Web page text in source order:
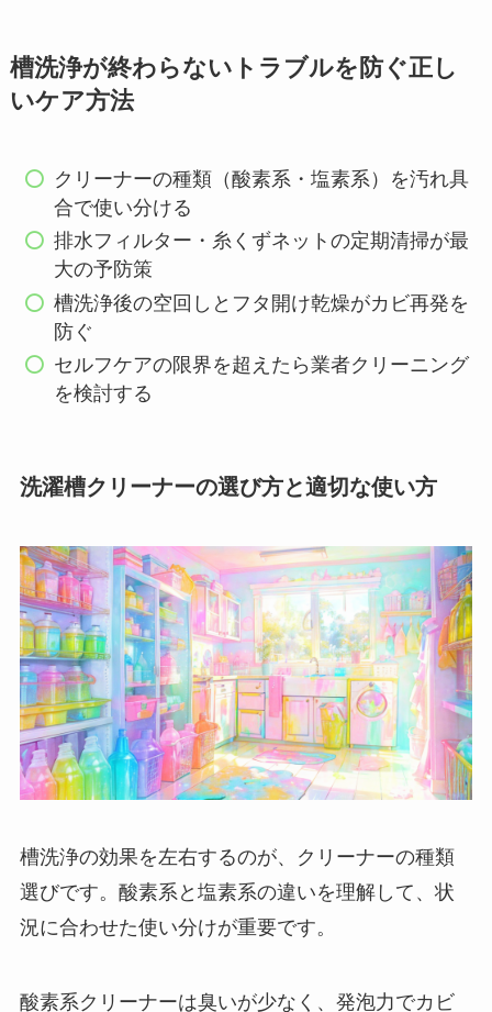
槽洗浄が終わらないトラブルを防ぐ正し
いケア方法
クリーナーの種類（酸素系・塩素系）を汚れ具
合で使い分ける
排水フィルター・糸くずネットの定期清掃が最
大の予防策
槽洗浄後の空回しとフタ開け乾燥がカビ再発を
防ぐ
セルフケアの限界を超えたら業者クリーニング
を検討する
洗濯槽クリーナーの選び方と適切な使い方
槽洗浄の効果を左右するのが、クリーナーの種類
選びです。酸素系と塩素系の違いを理解して、状
況に合わせた使い分けが重要です。
酸素系クリーナーは臭いが少なく、発泡力でカビ